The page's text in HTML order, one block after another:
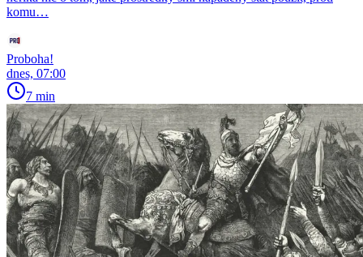
komu…
Proboha!
dnes, 07:00
7 min